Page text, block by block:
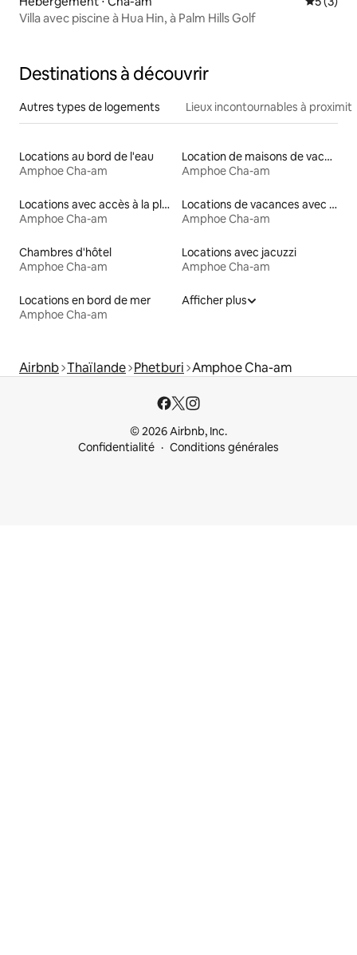
Villa avec piscine à Hua Hin, à Palm Hills Golf
Destinations à découvrir
Autres types de logements Lieux incontournables à
Locations au bord de l'eau
Amphoe Cha-am
Location de maisons de vacances
Amphoe Cha-am
Locations avec accès à la plage
Amphoe Cha-am
Locations de vacances avec piscine
Amphoe Cha-am
Chambres d'hôtel
Amphoe Cha-am
Locations avec jacuzzi
Amphoe Cha-am
Locations en bord de mer
Amphoe Cha-am
Afficher plus
Airbnb Thaïlande Phetburi Amphoe Cha-am
© 2026 Airbnb, Inc.
Confidentialité
Conditions générales